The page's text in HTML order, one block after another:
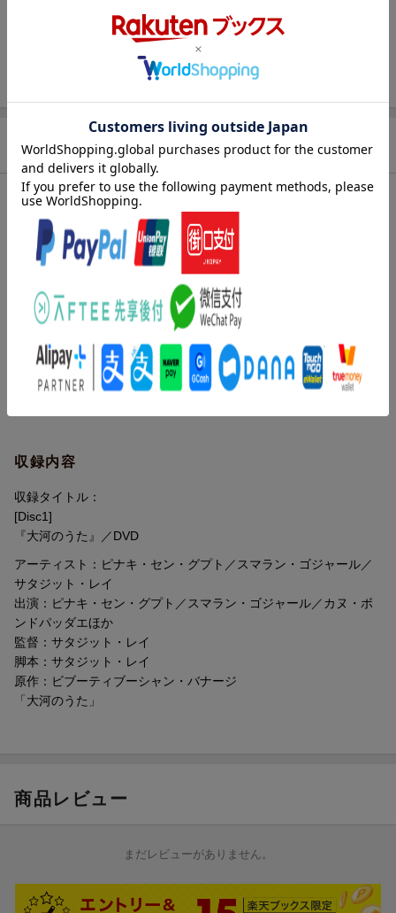
4933672238777
(株)アイ・ヴィー・シー
102分
画面サイズ スタンダード
色彩 モノクロ
言語
音声方式 モノラル(オリジナル音声方式)
字幕言語 日本語字幕
制作国 インド
制作年 1956年
受賞履歴
ヴェネチア国際映画祭金獅子賞／ヴェネチ
ア国際映画祭国際批評家連名賞／ヴェネチ
ア国際映画祭チネマ・ヌオーヴォ賞／サン
商品説明
ストーリー
【解説&ストーリー】
インド映画の名声を国際的に高めたレイ監督は、オプーの学生生
活にきびしいリアリズムの目を向け、家族の崩壊をみつめる。大
都会に出た一家は相変わらず貧しく、父親は風邪がもとで死に、
成績抜群のオプーは奨学金を得て大学に進む。オプーの成長だけ
を頼りに田舎で待つ貧しい母親は、息子との心のへだたりが痛手
になって死ぬ。親戚たちは村に残れとすすめるが、オプーは悲し
みを越えて大都会に期待をかける。大河の流れに似た人生の流
転。
収録内容
収録タイトル：
[Disc1]
『大河のうた』／DVD
アーティスト：ピナキ・セン・グプト／スマラン・ゴジャール／
サタジット・レイ
出演：ピナキ・セン・グプト／スマラン・ゴジャール／カヌ・ボ
ンドパッダエほか
監督：サタジット・レイ
脚本：サタジット・レイ
原作：ビブーティブーシャン・バナージ
「大河のうた」
商品レビュー
まだレビューがありません。